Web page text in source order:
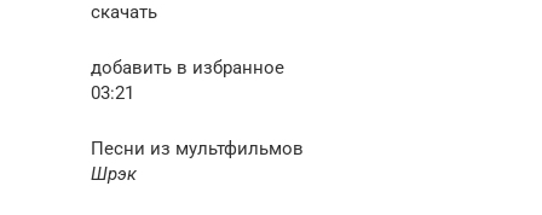
скачать
добавить в избранное
03:21
Песни из мультфильмов
Шрэк